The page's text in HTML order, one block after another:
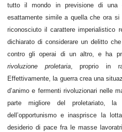
tutto il mondo in previsione di una
esattamente simile a quella che ora
riconosciuto il carattere imperialistico
dichiarato di considerare un delitto
contro gli operai di un altro, e ha
rivoluzione proletaria, proprio in
Effettivamente, la guerra crea una
d’animo e fermenti rivoluzionari nelle
parte migliore del proletariato, la
dell’opportunismo e inasprisce la
desiderio di pace fra le masse